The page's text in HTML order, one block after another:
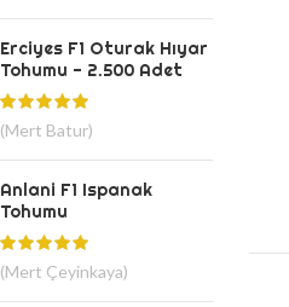
Erciyes F1 Oturak Hıyar
Tohumu - 2.500 Adet
(Mert Batur)
Anlani F1 Ispanak
Tohumu
(Mert Çeyinkaya)